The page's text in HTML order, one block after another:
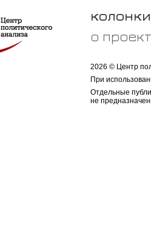
колонки
о
2026 © Центр
При
Отдельные
не